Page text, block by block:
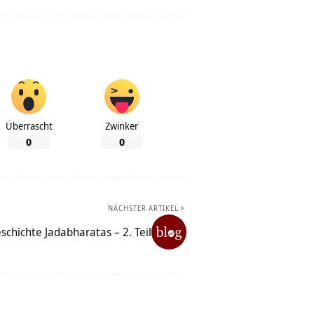
Überrascht
0
Zwinker
0
NÄCHSTER ARTIKEL
Jadabharatas – 2. Teil